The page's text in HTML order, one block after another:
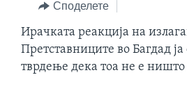
Споделете
Ирачката реакција на
Претставниците во Багдад
тврдење дека тоа не е ништо